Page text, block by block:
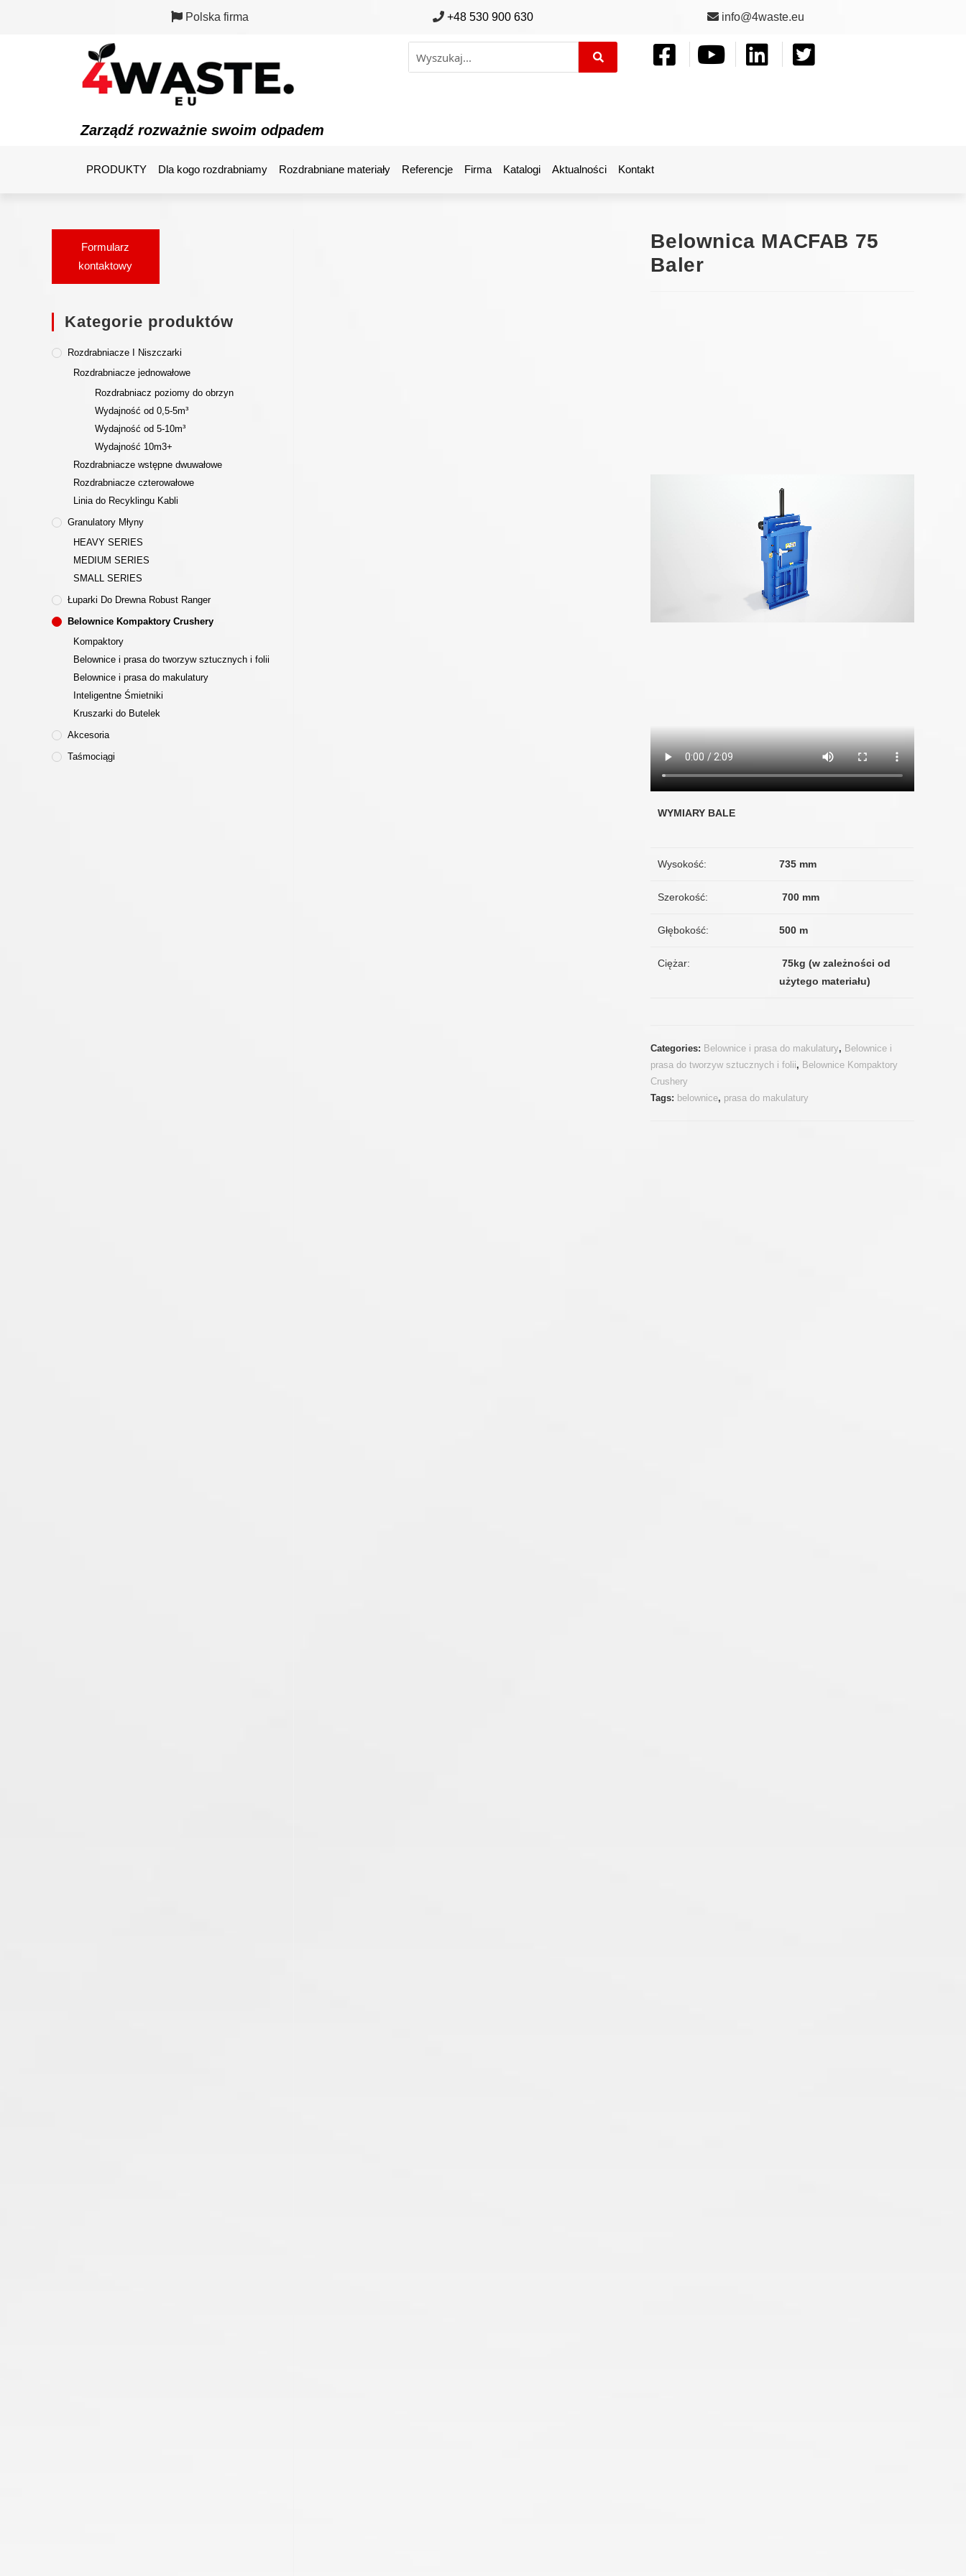
Polska firma +48 530 900 630 info@4waste.eu
Zarządź rozważnie swoim odpadem
PRODUKTY Dla kogo rozdrabniamy Rozdrabniane materiały Referencje Firma Katalogi Aktualności Kontakt
Belownica MACFAB 75
Baler
WYMIARY BALE
Wysokość: 735 mm
Szerokość: 700 mm
Głębokość: 500 m
Ciężar:
75kg (w zależności od
użytego materiału)
Categories: Belownice i prasa do makulatury, Belownice i
prasa do tworzyw sztucznych i folii, Belownice Kompaktory
Crushery
Tags: belownice, prasa do makulatury
Formularz
kontaktowy
Kategorie produktów
Rozdrabniacze I Niszczarki
Rozdrabniacze jednowałowe
Rozdrabniacz poziomy do obrzyn
Wydajność od 0,5-5m³
Wydajność od 5-10m³
Wydajność 10m3+
Rozdrabniacze wstępne dwuwałowe
Rozdrabniacze czterowałowe
Linia do Recyklingu Kabli
Granulatory Młyny
HEAVY SERIES
MEDIUM SERIES
SMALL SERIES
Łuparki Do Drewna Robust Ranger
Belownice Kompaktory Crushery
Kompaktory
Belownice i prasa do tworzyw sztucznych i folii
Belownice i prasa do makulatury
Inteligentne Śmietniki
Kruszarki do Butelek
Akcesoria
Taśmociągi